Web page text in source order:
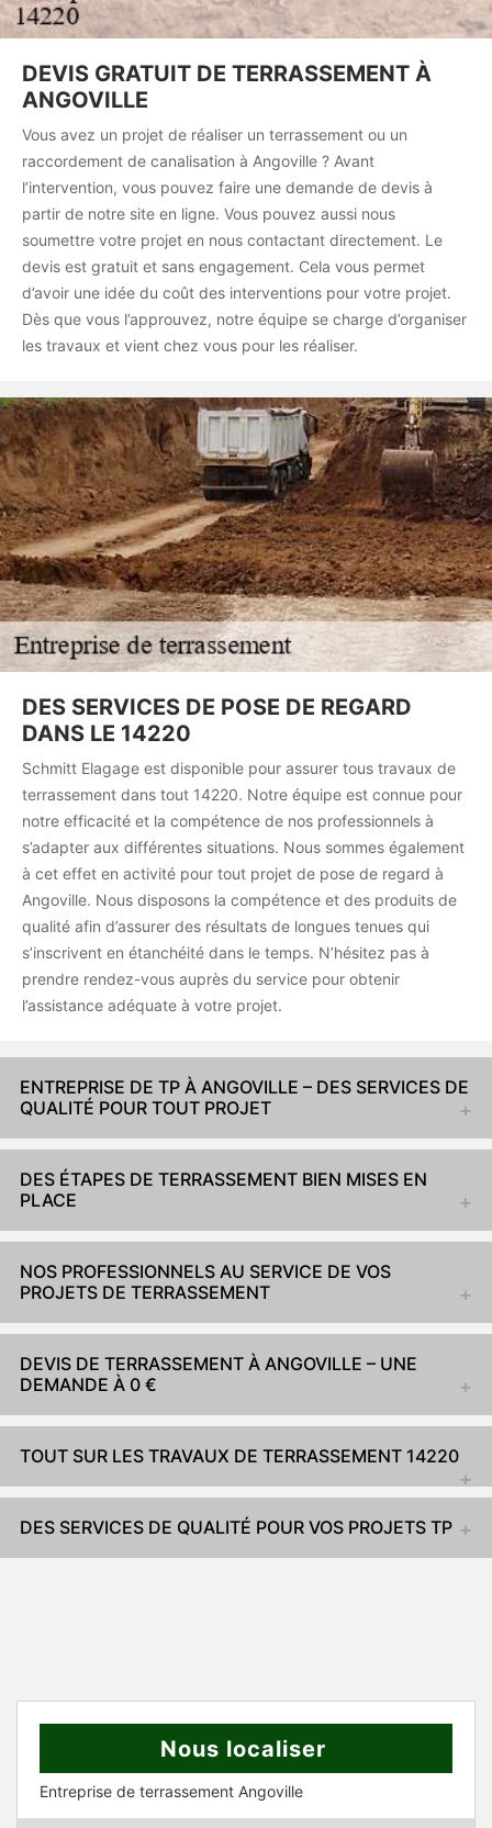
DEVIS GRATUIT DE TERRASSEMENT À
ANGOVILLE
Vous avez un projet de réaliser un terrassement ou un
raccordement de canalisation à Angoville ? Avant
l’intervention, vous pouvez faire une demande de devis à
partir de notre site en ligne. Vous pouvez aussi nous
soumettre votre projet en nous contactant directement. Le
devis est gratuit et sans engagement. Cela vous permet
d’avoir une idée du coût des interventions pour votre projet.
Dès que vous l’approuvez, notre équipe se charge d’organiser
les travaux et vient chez vous pour les réaliser.
DES SERVICES DE POSE DE REGARD
DANS LE 14220
Schmitt Elagage est disponible pour assurer tous travaux de
terrassement dans tout 14220. Notre équipe est connue pour
notre efficacité et la compétence de nos professionnels à
s’adapter aux différentes situations. Nous sommes également
à cet effet en activité pour tout projet de pose de regard à
Angoville. Nous disposons la compétence et des produits de
qualité afin d’assurer des résultats de longues tenues qui
s’inscrivent en étanchéité dans le temps. N’hésitez pas à
prendre rendez-vous auprès du service pour obtenir
l’assistance adéquate à votre projet.
ENTREPRISE DE TP À ANGOVILLE – DES SERVICES DE
QUALITÉ POUR TOUT PROJET
DES ÉTAPES DE TERRASSEMENT BIEN MISES EN
PLACE
NOS PROFESSIONNELS AU SERVICE DE VOS
PROJETS DE TERRASSEMENT
DEVIS DE TERRASSEMENT À ANGOVILLE – UNE
DEMANDE À 0 €
TOUT SUR LES TRAVAUX DE TERRASSEMENT 14220
DES SERVICES DE QUALITÉ POUR VOS PROJETS TP
Nous localiser
Entreprise de terrassement Angoville